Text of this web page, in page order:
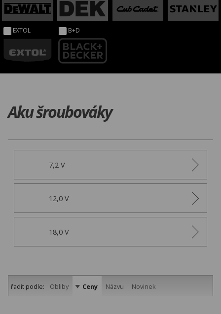
EXTOL B+D
Aku šroubováky
7,2 V
12,0 V
18,0 V
řadit podle: Obliby Ceny Názvu Novinek